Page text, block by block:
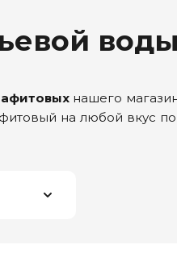
нашего
на любой вкус